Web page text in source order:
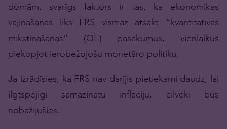
domām, svarīgs faktors ir tas, ka ekonomikas
vājināšanās liks FRS vismaz atsākt “kvantitatīvās
mīkstināšanas” (QE) pasākumus, vienlaikus
piekopjot ierobežojošu monetāro politiku.
Ja izrādīsies, ka FRS nav darījis pietiekami daudz, lai
ilgtspējīgi samazinātu inflāciju, cilvēki būs
nobažījušies.